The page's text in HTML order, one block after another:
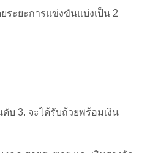
ระยะการแข่งขันแบ่งเป็น 2
บ 3. จะได้รับถ้วยพร้อมเงิน